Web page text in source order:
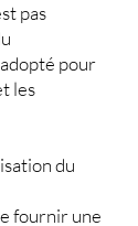
pas
pour
les
du
fournir une